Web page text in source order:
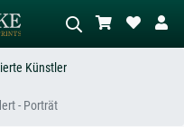
Künstler
- Porträt